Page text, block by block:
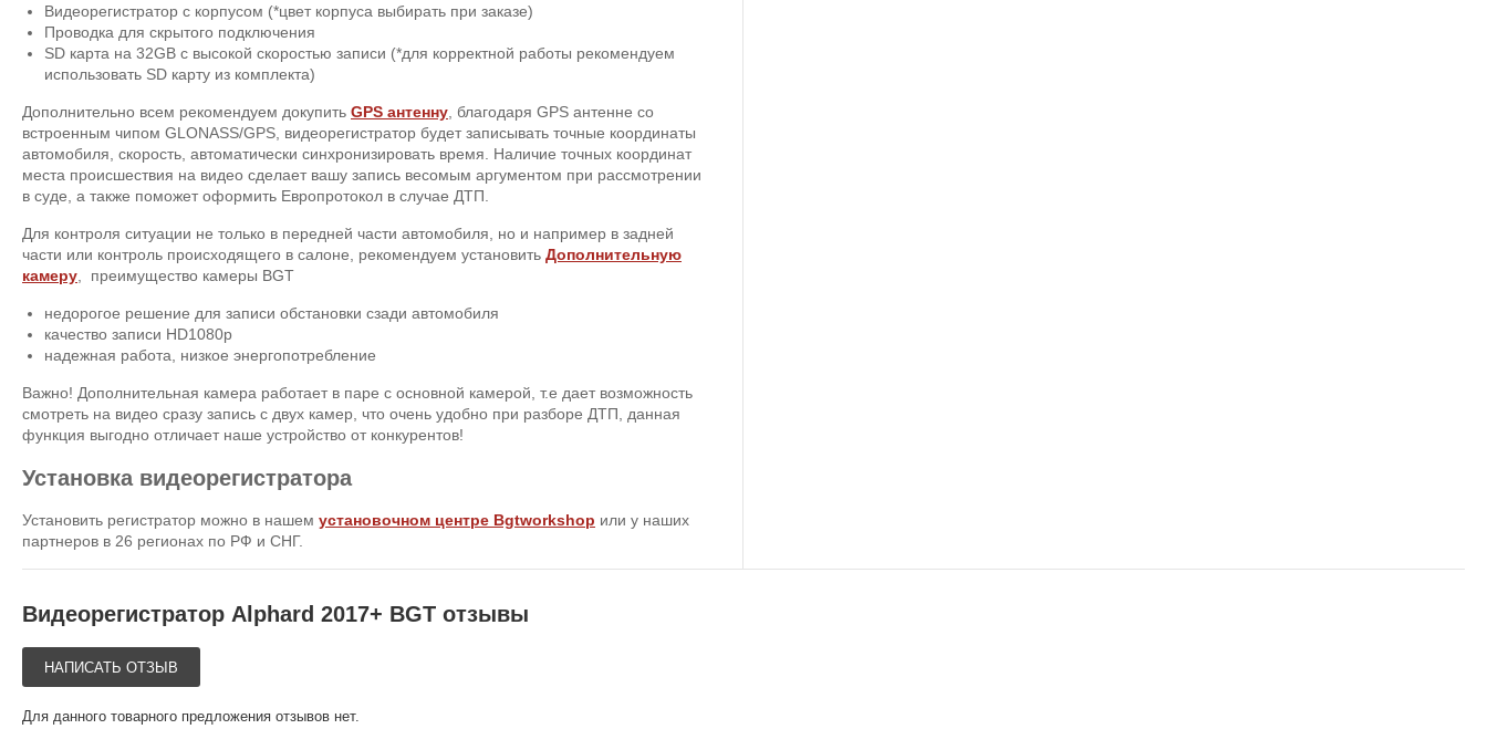
Видеорегистратор с корпусом (*цвет корпуса выбирать при заказе)
Проводка для скрытого подключения
SD карта на 32GB с высокой скоростью записи (*для корректной работы рекомендуем
использовать SD карту из комплекта)
Дополнительно всем рекомендуем докупить GPS антенну , благодаря GPS антенне со
встроенным чипом GLONASS/GPS, видеорегистратор будет записывать точные координаты
автомобиля, скорость, автоматически синхронизировать время. Наличие точных координат
места происшествия на видео сделает вашу запись весомым аргументом при рассмотрении
в суде, а также поможет оформить Европротокол в случае ДТП.
Для контроля ситуации не только в передней части автомобиля, но и например в задней
части или контроль происходящего в салоне, рекомендуем установить Дополнительную
камеру , преимущество камеры BGT
недорогое решение для записи обстановки сзади автомобиля
качество записи HD1080p
надежная работа, низкое энергопотребление
Важно! Дополнительная камера работает в паре с основной камерой, т.е дает возможность
смотреть на видео сразу запись с двух камер, что очень удобно при разборе ДТП, данная
функция выгодно отличает наше устройство от конкурентов!
Установка видеорегистратора
Установить регистратор можно в нашем установочном центре Bgtworkshop или у наших
партнеров в 26 регионах по РФ и СНГ.
Видеорегистратор Alphard 2017+ BGT отзывы
НАПИСАТЬ ОТЗЫВ
Для данного товарного предложения отзывов нет.